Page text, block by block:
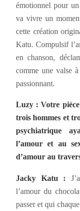
émotionnel pour
va vivre un
cette création
Katu. Compulsif
en chanson,
comme une valse
passionnant.
Luzy : Votre
trois hommes et
psychiatrique
l’amour et au
d’amour au
Jacky Katu :
l’amour du
passer et qui